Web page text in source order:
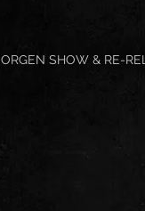
SHOW & RE-